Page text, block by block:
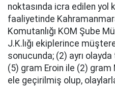
noktasında icra edilen yol
faaliyetinde
Komutanlığı KOM Şube
J.K.lığı ekiplerince
sonucunda; (2) ayrı
(5) gram Eroin ile (2)
ele geçirilmiş olup,